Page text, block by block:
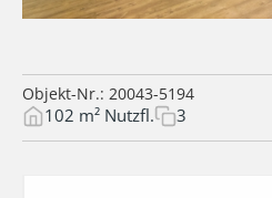
Objekt-Nr.: 20043-5194
102 m² Nutzfl. 3